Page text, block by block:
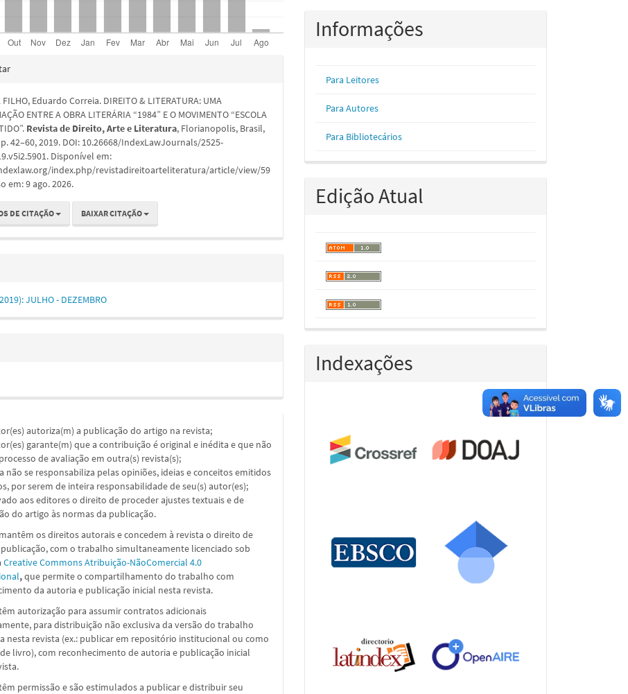
FILHO, Eduardo Correia. DIREITO & LITERATURA: UMA
ENTRE A OBRA LITERÁRIA “1984” E O MOVIMENTO “ESCOLA
Revista de Direito, Arte e Literatura, Florianopolis, Brasil,
p. 42–60, 2019. DOI: 10.26668/IndexLawJournals/2525-
Disponível em:
index.php/revistadireitoarteliteratura/article/view/59
em: 9 ago. 2026.
DE CITAÇÃO BAIXAR CITAÇÃO
JULHO - DEZEMBRO
autoriza(m) a publicação do artigo na revista;
garante(m) que a contribuição é original e inédita e que não
de avaliação em outra(s) revista(s);
não se responsabiliza pelas opiniões, ideias e conceitos emitidos
por serem de inteira responsabilidade de seu(s) autor(es);
aos editores o direito de proceder ajustes textuais e de
do artigo às normas da publicação.
os direitos autorais e concedem à revista o direito de
com o trabalho simultaneamente licenciado sob
Creative Commons Atribuição-NãoComercial 4.0
,que permite o compartilhamento do trabalho com
da autoria e publicação inicial nesta revista.
autorização para assumir contratos adicionais
para distribuição não exclusiva da versão do trabalho
nesta revista (ex.: publicar em repositório institucional ou como
livro), com reconhecimento de autoria e publicação inicial
permissão e são estimulados a publicar e distribuir seu
Informações
Para Leitores
Para Autores
Para Bibliotecários
Edição Atual
Indexações